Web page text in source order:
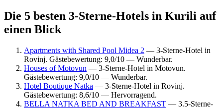
Die 5 besten 3-Sterne-Hotels in Kurili auf
einen Blick
Apartments with Shared Pool Midea 2 — 3-Sterne-Hotel in
Rovinj. Gästebewertung: 9,0/10 — Wunderbar.
Houses of Motovun — 3-Sterne-Hotel in Motovun.
Gästebewertung: 9,0/10 — Wunderbar.
Hotel Boutique Natka — 3-Sterne-Hotel in Rovinj.
Gästebewertung: 8,6/10 — Hervorragend.
BELLA NATKA BED AND BREAKFAST — 3.5-Sterne-